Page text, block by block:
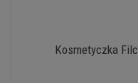
Kosmetyczka